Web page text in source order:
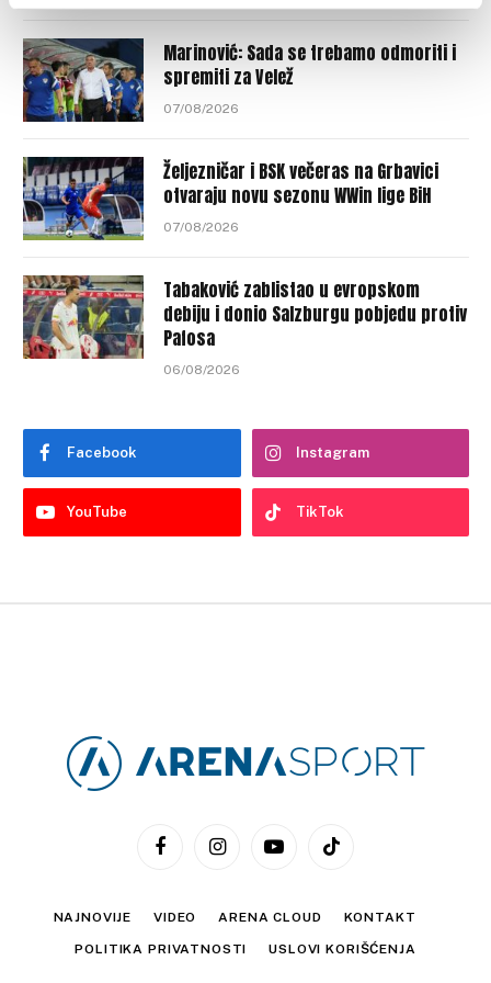
Marinović: Sada se trebamo odmoriti i
spremiti za Velež
07/08/2026
Željezničar i BSK večeras na Grbavici
otvaraju novu sezonu WWin lige BiH
07/08/2026
Tabaković zablistao u evropskom
debiju i donio Salzburgu pobjedu protiv
Pafosa
06/08/2026
Facebook Instagram
YouTube TikTok
FacebookInstagramYouTubeTikTok
NAJNOVIJE VIDEO ARENA CLOUD KONTAKT
POLITIKA PRIVATNOSTI USLOVI KORIŠĆENJA